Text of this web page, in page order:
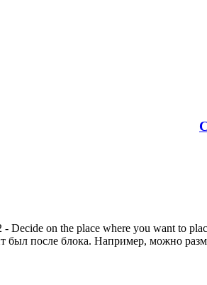
- Decide on the place where you want to
был после блока. Например, можно